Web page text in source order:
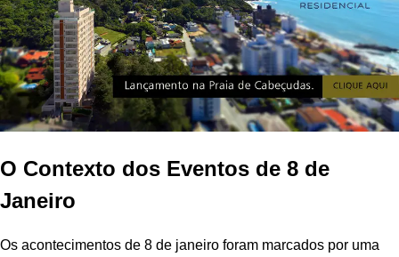
O Contexto dos Eventos de 8 de
Janeiro
Os acontecimentos de 8 de janeiro foram marcados por uma